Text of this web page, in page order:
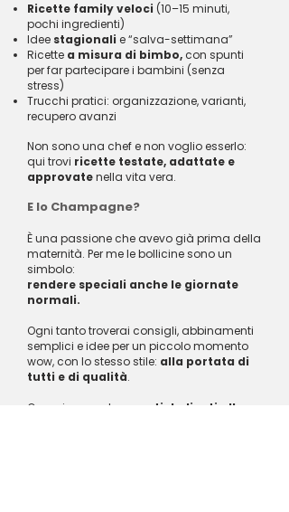
Ricette family veloci (10–15 minuti,
pochi ingredienti)
Idee stagionali e “salva-settimana”
Ricette a misura di bimbo, con spunti
per far partecipare i bambini (senza
stress)
Trucchi pratici: organizzazione, varianti,
recupero avanzi
Non sono una chef e non voglio esserlo:
qui trovi ricette testate, adattate e
approvatenella vita vera.
E lo Champagne?
È una passione che avevo già prima della
maternità. Per me le bollicine sono un
simbolo:
rendere speciali anche le giornate
normali.
Ogni tanto troverai consigli, abbinamenti
semplici e idee per un piccolo momento
wow, con lo stesso stile: alla portata di
tutti e di qualità.
Organizzo anche
eventi dedicati alle